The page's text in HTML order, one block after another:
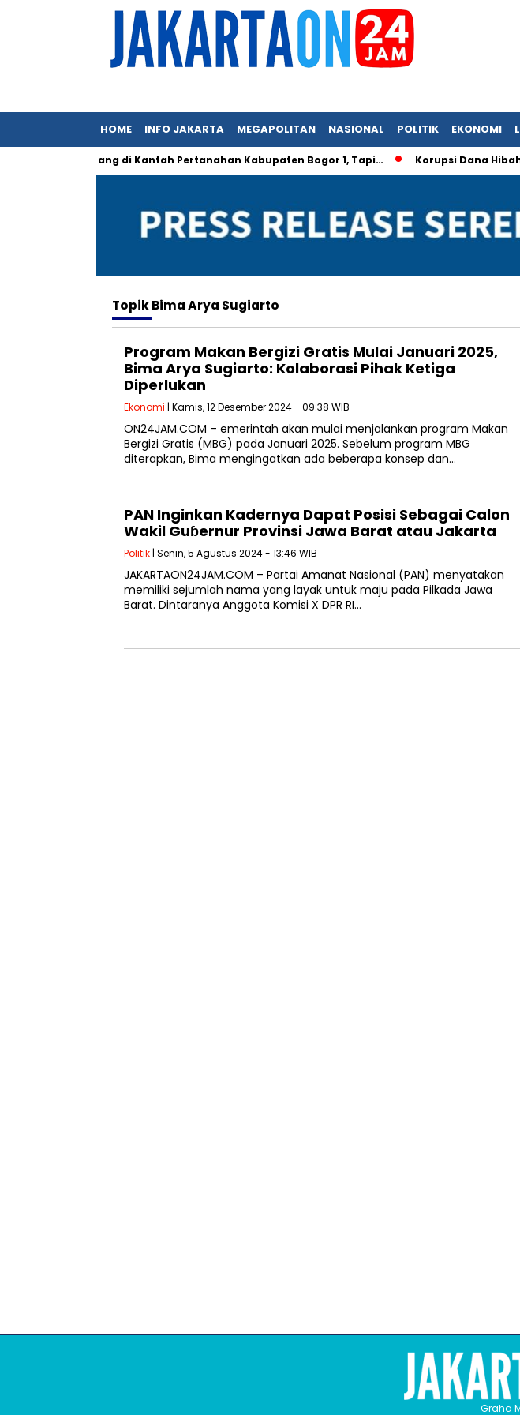
HOME INFO JAKARTA MEGAPOLITAN NASIONAL POLITIK EKONOMI
Mungkin Hilang di Kantah Pertanahan Kabupaten Bogor 1, Tapi… Korupsi Dana Hibah
TopikBima Arya Sugiarto
Program Makan Bergizi Gratis Mulai Januari 2025,
Bima Arya Sugiarto: Kolaborasi Pihak Ketiga
Diperlukan
Ekonomi | Kamis, 12 Desember 2024 - 09:38 WIB
ON24JAM.COM – emerintah akan mulai menjalankan program Makan
Bergizi Gratis (MBG) pada Januari 2025. Sebelum program MBG
diterapkan, Bima mengingatkan ada beberapa konsep dan…
PAN Inginkan Kadernya Dapat Posisi Sebagai Calon
Wakil Guɓernur Provinsi Jawa Barat atau Jakarta
Politik | Senin, 5 Agustus 2024 - 13:46 WIB
JAKARTAON24JAM.COM – Partai Amanat Nasional (PAN) menyatakan
memiliki sejumlah nama yang layak untuk maju pada Pilkada Jawa
Barat. Dintaranya Anggota Komisi X DPR RI…
Graha